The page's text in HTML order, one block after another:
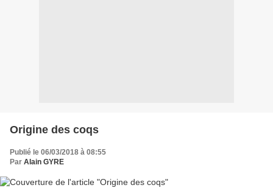
Origine des coqs
Publié le 06/03/2018 à 08:55
Par Alain GYRE